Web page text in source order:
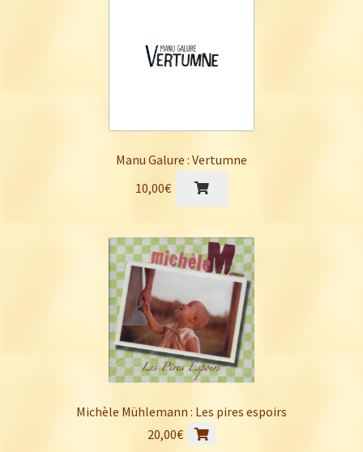
Manu Galure : Vertumne
10,00€
Michèle Mühlemann : Les pires espoirs
20,00€